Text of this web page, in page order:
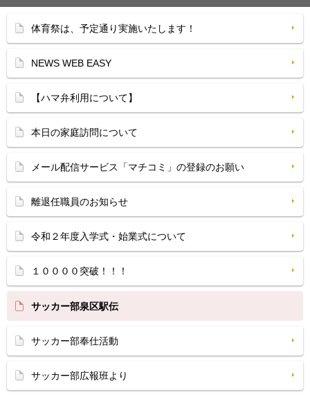
体育祭は、予定通り実施いたします！
NEWS WEB EASY
【ハマ弁利用について】
本日の家庭訪問について
メール配信サービス「マチコミ」の登録のお願い
離退任職員のお知らせ
令和２年度入学式・始業式について
１００００突破！！！
サッカー部泉区駅伝
サッカー部奉仕活動
サッカー部広報班より